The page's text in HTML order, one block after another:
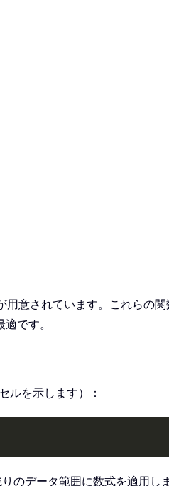
用意されています。これらの
です。
ルを示します）：
のデータ範囲に数式を適用し